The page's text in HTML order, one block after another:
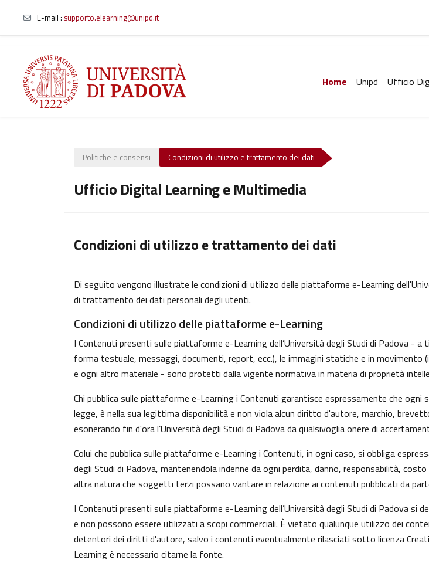
Vai al contenuto principale
E-mail : supporto.elearning@unipd.it
Home Unipd Ufficio
Politiche e consensi Condizioni di utilizzo e trattamento dei dati
Ufficio Digital Learning e Multimedia
Condizioni di utilizzo e trattamento dei dati
Di seguito vengono illustrate le condizioni di utilizzo delle piattaforme e-Learning
di trattamento dei dati personali degli utenti.
Condizioni di utilizzo delle piattaforme e-Learning
I Contenuti presenti sulle piattaforme e-Learning dell’Università degli Studi di Padova -
forma testuale, messaggi, documenti, report, ecc.), le immagini statiche e in movimento
e ogni altro materiale - sono protetti dalla vigente normativa in materia di proprietà
Chi pubblica sulle piattaforme e-Learning i Contenuti garantisce espressamente che
legge, è nella sua legittima disponibilità e non viola alcun diritto d'autore, marchio,
esonerando fin d'ora l’Università degli Studi di Padova da qualsivoglia onere di
Colui che pubblica sulle piattaforme e-Learning i Contenuti, in ogni caso, si obbliga
degli Studi di Padova, mantenendola indenne da ogni perdita, danno, responsabilità,
altra natura che soggetti terzi possano vantare in relazione ai contenuti pubblicati da
I Contenuti presenti sulle piattaforme e-Learning dell’Università degli Studi di Padova si
e non possono essere utilizzati a scopi commerciali. È vietato qualunque utilizzo dei
detentori dei diritti d'autore, salvo i contenuti eventualmente rilasciati sotto licenza
Learning è necessario citarne la fonte.